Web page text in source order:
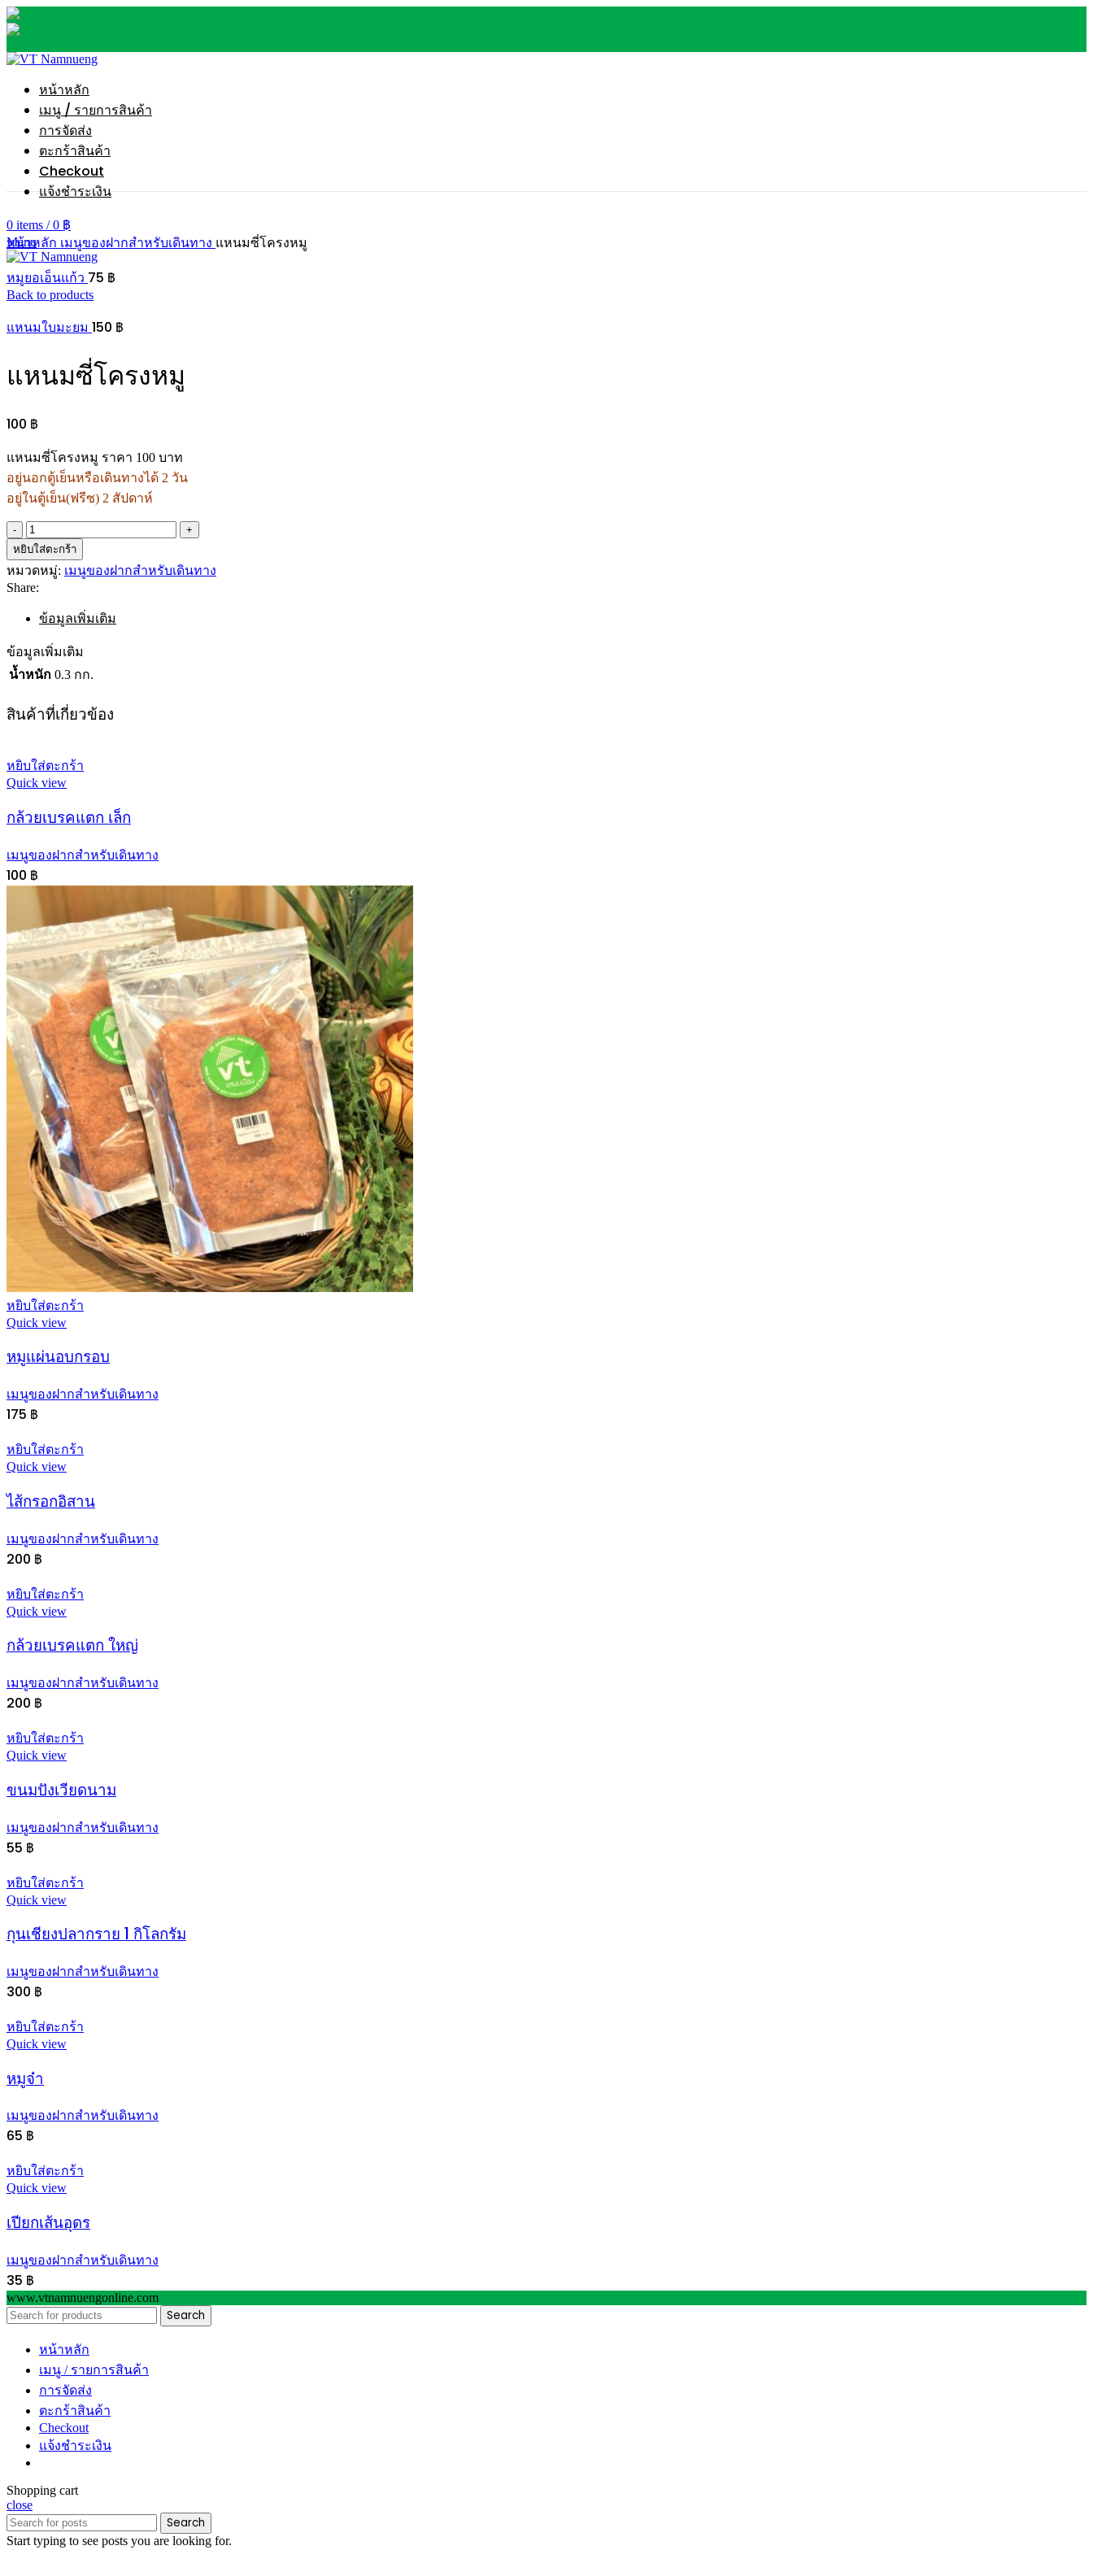
หน้าหลัก
เมนู / รายการสินค้า
การจัดส่ง
ตะกร้าสินค้า
Checkout
แจ้งชำระเงิน
0 items / 0 ฿
Menu
หน้าหลัก เมนูของฝากสำหรับเดินทาง แหนมซี่โครงหมู
หมูยอเอ็นแก้ว 75 ฿
Back to products
แหนมใบมะยม 150 ฿
แหนมซี่โครงหมู
100 ฿
แหนมซี่โครงหมู ราคา 100 บาท
อยู่นอกตู้เย็นหรือเดินทางได้ 2 วัน
อยู่ในตู้เย็น(ฟรีซ) 2 สัปดาห์
จำนวน
แหนม
ซี่โครง
หมู
ชิ้น
หยิบใส่ตะกร้า
หมวดหมู่: เมนูของฝากสำหรับเดินทาง
Share:
ข้อมูลเพิ่มเติม
ข้อมูลเพิ่มเติม
น้ำหนัก 0.3 กก.
สินค้าที่เกี่ยวข้อง
หยิบใส่ตะกร้า
Quick view
กล้วยเบรคแตก เล็ก
เมนูของฝากสำหรับเดินทาง
100 ฿
หยิบใส่ตะกร้า
Quick view
หมูแผ่นอบกรอบ
เมนูของฝากสำหรับเดินทาง
175 ฿
หยิบใส่ตะกร้า
Quick view
ไส้กรอกอิสาน
เมนูของฝากสำหรับเดินทาง
200 ฿
หยิบใส่ตะกร้า
Quick view
กล้วยเบรคแตก ใหญ่
เมนูของฝากสำหรับเดินทาง
200 ฿
หยิบใส่ตะกร้า
Quick view
ขนมปังเวียดนาม
เมนูของฝากสำหรับเดินทาง
55 ฿
หยิบใส่ตะกร้า
Quick view
กุนเชียงปลากราย 1 กิโลกรัม
เมนูของฝากสำหรับเดินทาง
300 ฿
หยิบใส่ตะกร้า
Quick view
หมูจ๋า
เมนูของฝากสำหรับเดินทาง
65 ฿
หยิบใส่ตะกร้า
Quick view
เปียกเส้นอุดร
เมนูของฝากสำหรับเดินทาง
35 ฿
www.vtnamnuengonline.com
Search
หน้าหลัก
เมนู / รายการสินค้า
การจัดส่ง
ตะกร้าสินค้า
Checkout
แจ้งชำระเงิน
Shopping cart
close
Search
Start typing to see posts you are looking for.